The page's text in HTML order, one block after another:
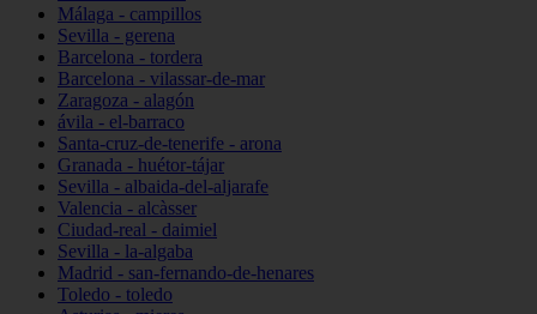
Málaga - campillos
Sevilla - gerena
Barcelona - tordera
Barcelona - vilassar-de-mar
Zaragoza - alagón
ávila - el-barraco
Santa-cruz-de-tenerife - arona
Granada - huétor-tájar
Sevilla - albaida-del-aljarafe
Valencia - alcàsser
Ciudad-real - daimiel
Sevilla - la-algaba
Madrid - san-fernando-de-henares
Toledo - toledo